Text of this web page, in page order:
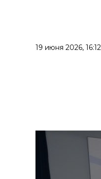
19 июня 2026, 16:12